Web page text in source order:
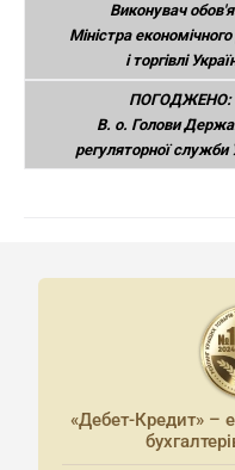
Виконувач
Міністра
і торгівлі
ПОГОДЖЕНО:
В. о. Голови
регуляторної служби
«Дебет-Кредит» –